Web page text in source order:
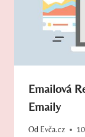
Emailová
Emaily
Od Evča.cz